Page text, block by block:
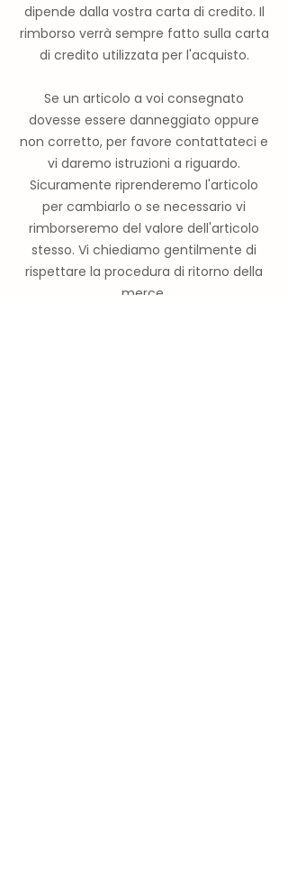
dipende dalla vostra carta di credito. Il
rimborso verrà sempre fatto sulla carta
di credito utilizzata per l'acquisto.
Se un articolo a voi consegnato
dovesse essere danneggiato oppure
non corretto, per favore contattateci e
vi daremo istruzioni a riguardo.
Sicuramente riprenderemo l'articolo
per cambiarlo o se necessario vi
rimborseremo del valore dell'articolo
stesso. Vi chiediamo gentilmente di
rispettare la procedura di ritorno della
merce.